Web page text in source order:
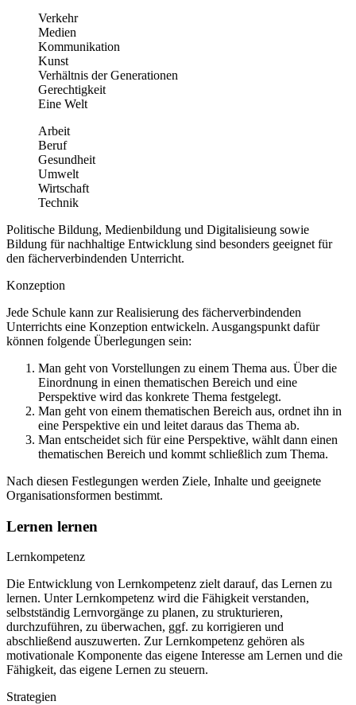
Verkehr
Medien
Kommunikation
Kunst
Verhältnis der Generationen
Gerechtigkeit
Eine Welt
Arbeit
Beruf
Gesundheit
Umwelt
Wirtschaft
Technik
Politische Bildung, Medienbildung und Digitalisieung sowie
Bildung für nachhaltige Entwicklung sind besonders geeignet für
den fächerverbindenden Unterricht.
Konzeption
Jede Schule kann zur Realisierung des fächerverbindenden
Unterrichts eine Konzeption entwickeln. Ausgangspunkt dafür
können folgende Überlegungen sein:
Man geht von Vorstellungen zu einem Thema aus. Über die
Einordnung in einen thematischen Bereich und eine
Perspektive wird das konkrete Thema festgelegt.
Man geht von einem thematischen Bereich aus, ordnet ihn in
eine Perspektive ein und leitet daraus das Thema ab.
Man entscheidet sich für eine Perspektive, wählt dann einen
thematischen Bereich und kommt schließlich zum Thema.
Nach diesen Festlegungen werden Ziele, Inhalte und geeignete
Organisationsformen bestimmt.
Lernen lernen
Lernkompetenz
Die Entwicklung von Lernkompetenz zielt darauf, das Lernen zu
lernen. Unter Lernkompetenz wird die Fähigkeit verstanden,
selbstständig Lernvorgänge zu planen, zu strukturieren,
durchzuführen, zu überwachen, ggf. zu korrigieren und
abschließend auszuwerten. Zur Lernkompetenz gehören als
motivationale Komponente das eigene Interesse am Lernen und die
Fähigkeit, das eigene Lernen zu steuern.
Strategien